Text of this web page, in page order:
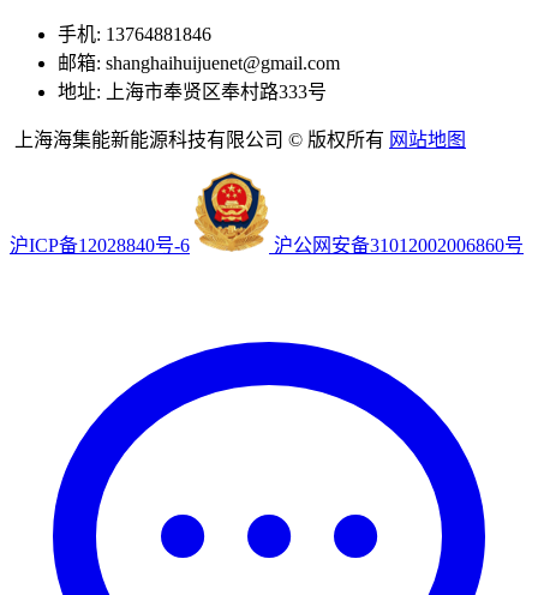
手机: 13764881846
邮箱: shanghaihuijuenet@gmail.com
地址: 上海市奉贤区奉村路333号
上海海集能新能源科技有限公司 © 版权所有 网站地图
沪ICP备12028840号-6 沪公网安备31012002006860号